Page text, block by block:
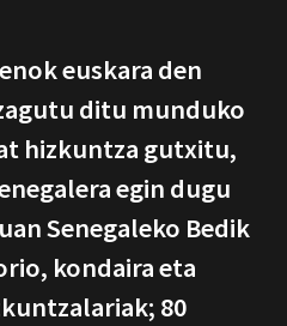
euskara den
ditu munduko
hizkuntza gutxitu,
egin dugu
Senegaleko Bedik
kondaira eta
80